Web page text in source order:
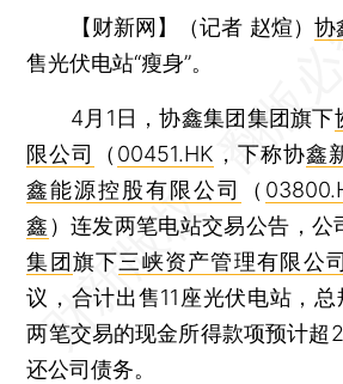
【财新网】（记者 赵煊） 协
售光伏电站“瘦身”。
4月1日，协鑫集团集团旗下
限公司
（ 00451.HK ，下称协鑫
鑫能源控股有限公司
（
鑫 ）连发两笔电站交易公告，公
集团旗下三峡资产管理有限公
议，合计出售11座光伏电站，总
两笔交易的现金所得款项预计超
还公司债务。